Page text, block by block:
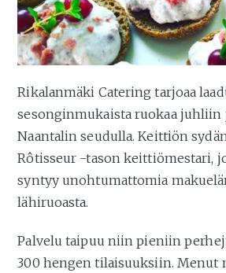
Rikalanmäki Catering tarjoaa
sesonginmukaista ruokaa
Naantalin seudulla. Keittiön
Rôtisseur -tason keittiömestari,
syntyy unohtumattomia
lähiruoasta.
Palvelu taipuu niin pieniin
300 hengen tilaisuuksiin. Menut